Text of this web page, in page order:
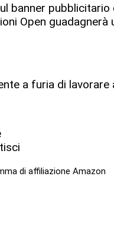
banner
Open
a furia di
di affiliazione Amazon